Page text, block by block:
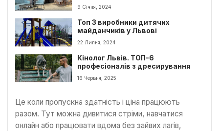
9 Січня, 2024
Топ 3 виробники дитячих
майданчиків у Львові
22 Липня, 2024
Кінолог Львів. ТОП-6
професіоналів з дресирування
16 Червня, 2025
Це коли пропускна здатність і ціна працюють
разом. Тут можна дивитися стріми, навчатися
онлайн або працювати вдома без зайвих лагів,